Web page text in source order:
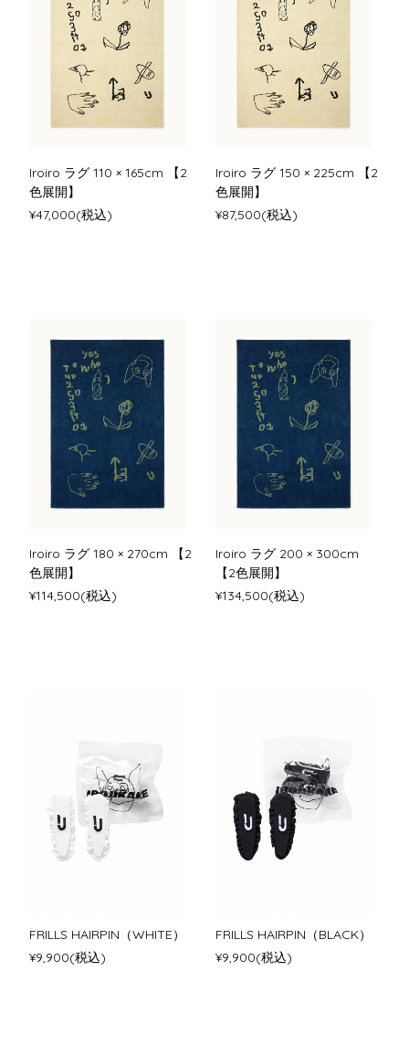
Iroiro ラグ 110 × 165cm 【2
色展開】
¥47,000(税込)
Iroiro ラグ 150 × 225cm 【2
色展開】
¥87,500(税込)
Iroiro ラグ 180 × 270cm 【2
色展開】
¥114,500(税込)
Iroiro ラグ 200 × 300cm
【2色展開】
¥134,500(税込)
FRILLS HAIRPIN（WHITE）
¥9,900(税込)
FRILLS HAIRPIN（BLACK）
¥9,900(税込)